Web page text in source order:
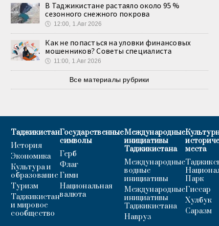
В Таджикистане растаяло около 95 %
сезонного снежного покрова
🕔 12:00, 1.Авг 2026
Как не попасться на уловки финансовых
мошенников? Советы специалиста
🕔 11:00, 1.Авг 2026
Все материалы рубрики
Таджикистан
История
Экономика
Культура и
образование
Туризм
Таджикистан
и мировое
сообщество
Государственные
символы
Герб
Флаг
Гимн
Национальная
валюта
Международные
инициативы
Таджикистана
Международные
водные
инициативы
Международные
инициативы
Таджикистана
Навруз
места
Парк
Гиссар
Хулбук
Саразм